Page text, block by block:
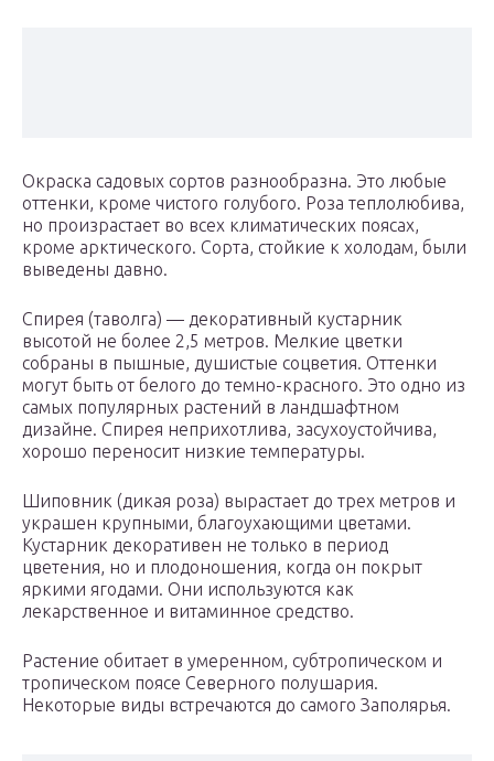
Окраска садовых сортов разнообразна. Это любые
оттенки, кроме чистого голубого. Роза теплолюбива,
но произрастает во всех климатических поясах,
кроме арктического. Сорта, стойкие к холодам, были
выведены давно.
Спирея (таволга) — декоративный кустарник
высотой не более 2,5 метров. Мелкие цветки
собраны в пышные, душистые соцветия. Оттенки
могут быть от белого до темно-красного. Это одно из
самых популярных растений в ландшафтном
дизайне. Спирея неприхотлива, засухоустойчива,
хорошо переносит низкие температуры.
Шиповник (дикая роза) вырастает до трех метров и
украшен крупными, благоухающими цветами.
Кустарник декоративен не только в период
цветения, но и плодоношения, когда он покрыт
яркими ягодами. Они используются как
лекарственное и витаминное средство.
Растение обитает в умеренном, субтропическом и
тропическом поясе Северного полушария.
Некоторые виды встречаются до самого Заполярья.